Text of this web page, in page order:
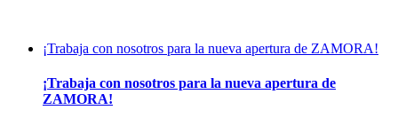
¡Trabaja con nosotros para la nueva apertura de ZAMORA!
¡Trabaja con nosotros para la nueva apertura de
ZAMORA!